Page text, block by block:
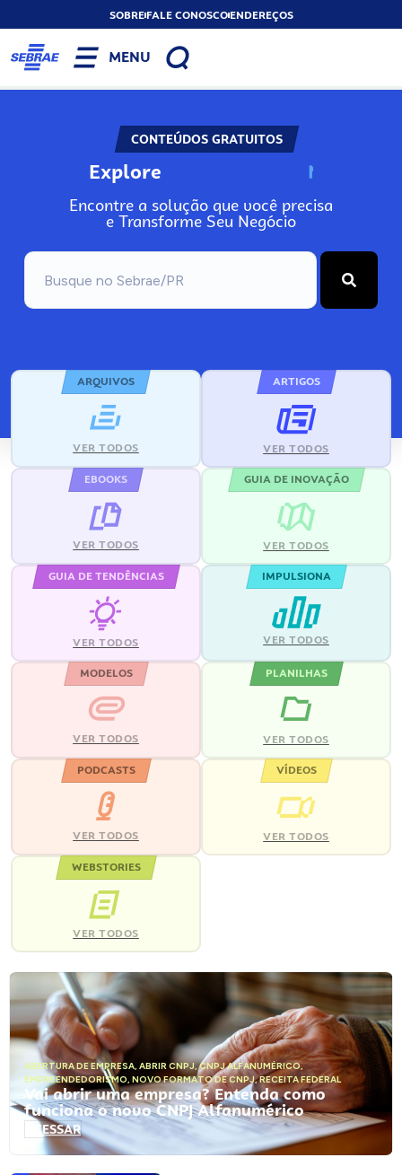
SOBREFALE CONOSCOENDEREÇOS
MENU
CONTEÚDOS GRATUITOS
Explore N
Encontre a solução que você precisa
e Transforme Seu Negócio
ARQUIVOS
VER TODOS
ARTIGOS
VER TODOS
EBOOKS
VER TODOS
GUIA DE INOVAÇÃO
VER TODOS
GUIA DE TENDÊNCIAS
VER TODOS
IMPULSIONA
VER TODOS
MODELOS
VER TODOS
PLANILHAS
VER TODOS
PODCASTS
VER TODOS
VÍDEOS
VER TODOS
WEBSTORIES
VER TODOS
ABERTURA DE EMPRESA, ABRIR CNPJ,CNPJ ALFANUMÉRICO,
EMPREENDEDORISMO, NOVO FORMATO DE CNPJ,RECEITA FEDERAL
Vai abrir uma empresa? Entenda como
funciona o novo CNPJ Alfanumérico
ACESSAR